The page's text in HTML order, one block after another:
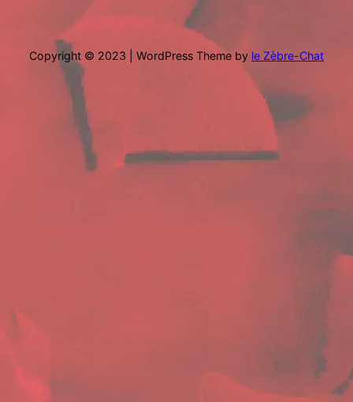
Copyright © 2023 | WordPress Theme by le Zèbre-Chat